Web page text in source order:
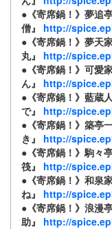
●《寄席鍋！》夢追
僧』
http://
●《寄席鍋！》夢天
丸』
http://
●《寄席鍋！》可愛
ん』
http://
●《寄席鍋！》藍蔵
で』
http://
●《寄席鍋！》築亭
き』
http://
●《寄席鍋！》駒々
筏』
http://
●《寄席鍋！》和泉
ね』
http://
●《寄席鍋！》浪漫
助』
http://